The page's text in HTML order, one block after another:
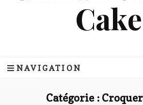
Cake
NAVIGATION
Catégorie :